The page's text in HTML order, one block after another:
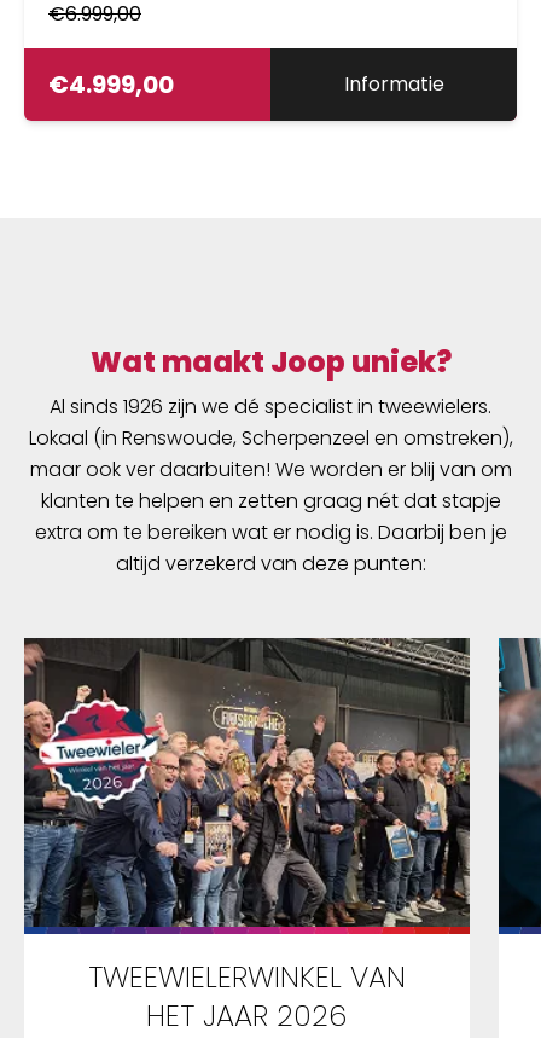
€6.999,00
€4.999,00 Informatie
Wat maakt Joop uniek?
Al sinds 1926 zijn we dé specialist in tweewielers.
Lokaal (in Renswoude, Scherpenzeel en omstreken),
maar ook ver daarbuiten! We worden er blij van om
klanten te helpen en zetten graag nét dat stapje
extra om te bereiken wat er nodig is. Daarbij ben je
altijd verzekerd van deze punten:
TWEEWIELERWINKEL VAN
HET JAAR 2026